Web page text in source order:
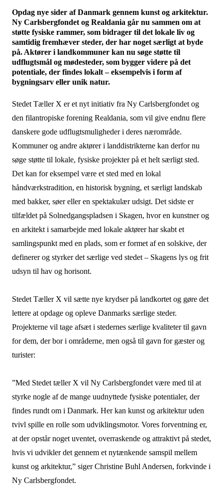
Opdag nye sider af Danmark gennem kunst og arkitektur.
Ny Carlsbergfondet og Realdania går nu sammen om at
støtte fysiske rammer, som bidrager til det lokale liv og
samtidig fremhæver steder, der har noget særligt at byde
på. Aktører i landkommuner kan nu søge støtte til
udflugtsmål og mødesteder, som bygger videre på det
potentiale, der findes lokalt – eksempelvis i form af
bygningsarv eller unik natur.
Stedet Tæller X er et nyt initiativ fra Ny Carlsbergfondet og
den filantropiske forening Realdania, som vil give endnu flere
danskere gode udflugtsmuligheder i deres nærområde.
Kommuner og andre aktører i landdistrikterne kan derfor nu
søge støtte til lokale, fysiske projekter på et helt særligt sted.
Det kan for eksempel være et sted med en lokal
håndværkstradition, en historisk bygning, et særligt landskab
med bakker, søer eller en spektakulær udsigt. Det sidste er
tilfældet på Solnedgangspladsen i Skagen, hvor en kunstner og
en arkitekt i samarbejde med lokale aktører har skabt et
samlingspunkt med en plads, som er formet af en solskive, der
definerer og styrker det særlige ved stedet – Skagens lys og frit
udsyn til hav og horisont.
Stedet Tæller X vil sætte nye krydser på landkortet og gøre det
lettere at opdage og opleve Danmarks særlige steder.
Projekterne vil tage afsæt i stedernes særlige kvaliteter til gavn
for dem, der bor i områderne, men også til gavn for gæster og
turister:
”Med Stedet tæller X vil Ny Carlsbergfondet være med til at
styrke nogle af de mange uudnyttede fysiske potentialer, der
findes rundt om i Danmark. Her kan kunst og arkitektur uden
tvivl spille en rolle som udviklingsmotor. Vores forventning er,
at der opstår noget uventet, overraskende og attraktivt på stedet,
hvis vi udvikler det gennem et nytænkende samspil mellem
kunst og arkitektur,” siger Christine Buhl Andersen, forkvinde i
Ny Carlsbergfondet.